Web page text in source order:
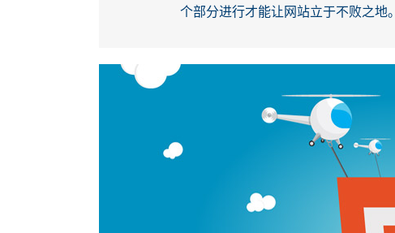
个部分进行才能让网站立于不败之地。